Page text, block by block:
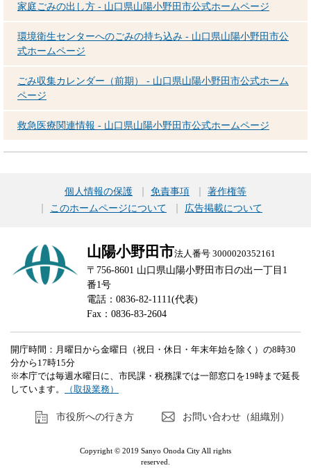
家庭ごみの出し方 - 山口県山陽小野田市公式ホームページ
環境衛生センターへのごみの持ち込み - 山口県山陽小野田市公
式ホームページ
ごみ収集カレンダー（前期） - 山口県山陽小野田市公式ホーム
ページ
救急医療関連情報 - 山口県山陽小野田市公式ホームページ
個人情報の保護 免責事項
著作権等
このホームページについて
広告掲載について
山陽小野田市法人番号 3000020352161
〒756-8601 山口県山陽小野田市日の出一丁目1
番1号
電話：0836-82-1111(代表)
Fax：0836-83-2604
開庁時間：月曜日から金曜日（祝日・休日・年末年始を除く）の8時30
分から17時15分
※本庁では毎週水曜日に、市民課・税務課では一部窓口を19時まで延長
しています。
（取扱業務）
市役所への行き方 お問い合わせ（組織別）
Copyright © 2019 Sanyo Onoda City All rights
reserved.